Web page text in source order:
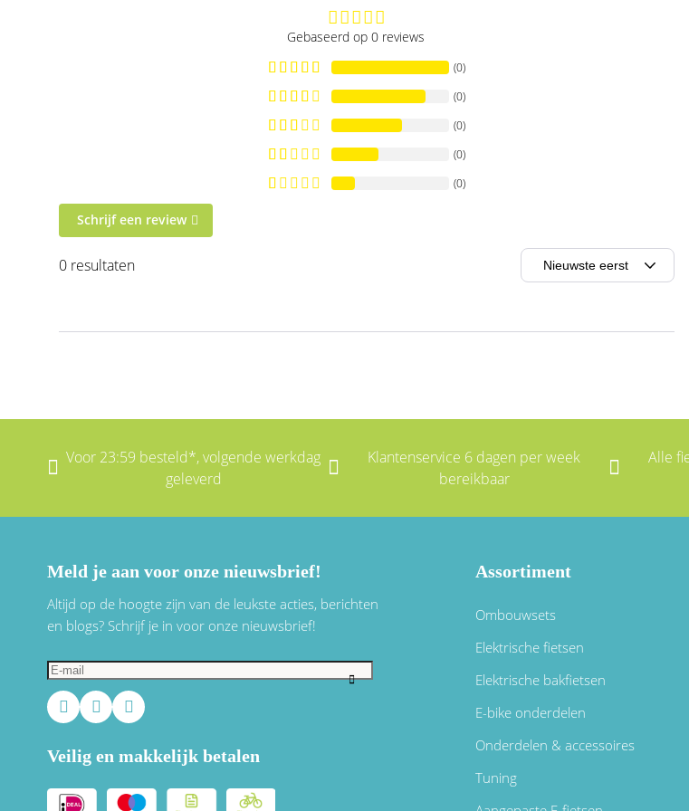
Gebaseerd op 0 reviews
(0)
(0)
(0)
(0)
(0)
Schrijf een review
0 resultaten
Voor 23:59 besteld*, volgende werkdag
geleverd
Klantenservice 6 dagen per week
bereikbaar
Alle
Meld je aan voor onze nieuwsbrief!
Altijd op de hoogte zijn van de leukste acties, berichten
en blogs? Schrijf je in voor onze nieuwsbrief!
Veilig en makkelijk betalen
Assortiment
Ombouwsets
Elektrische fietsen
Elektrische bakfietsen
E-bike onderdelen
Onderdelen & accessoires
Tuning